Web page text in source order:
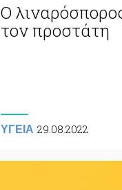
Ο
τον προστάτη
ΥΓΕΙΑ 29.08.2022